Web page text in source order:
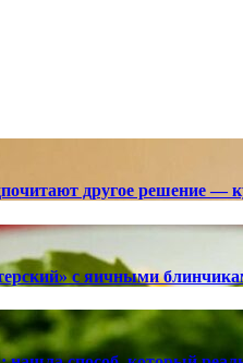
другое решение —
с яичными